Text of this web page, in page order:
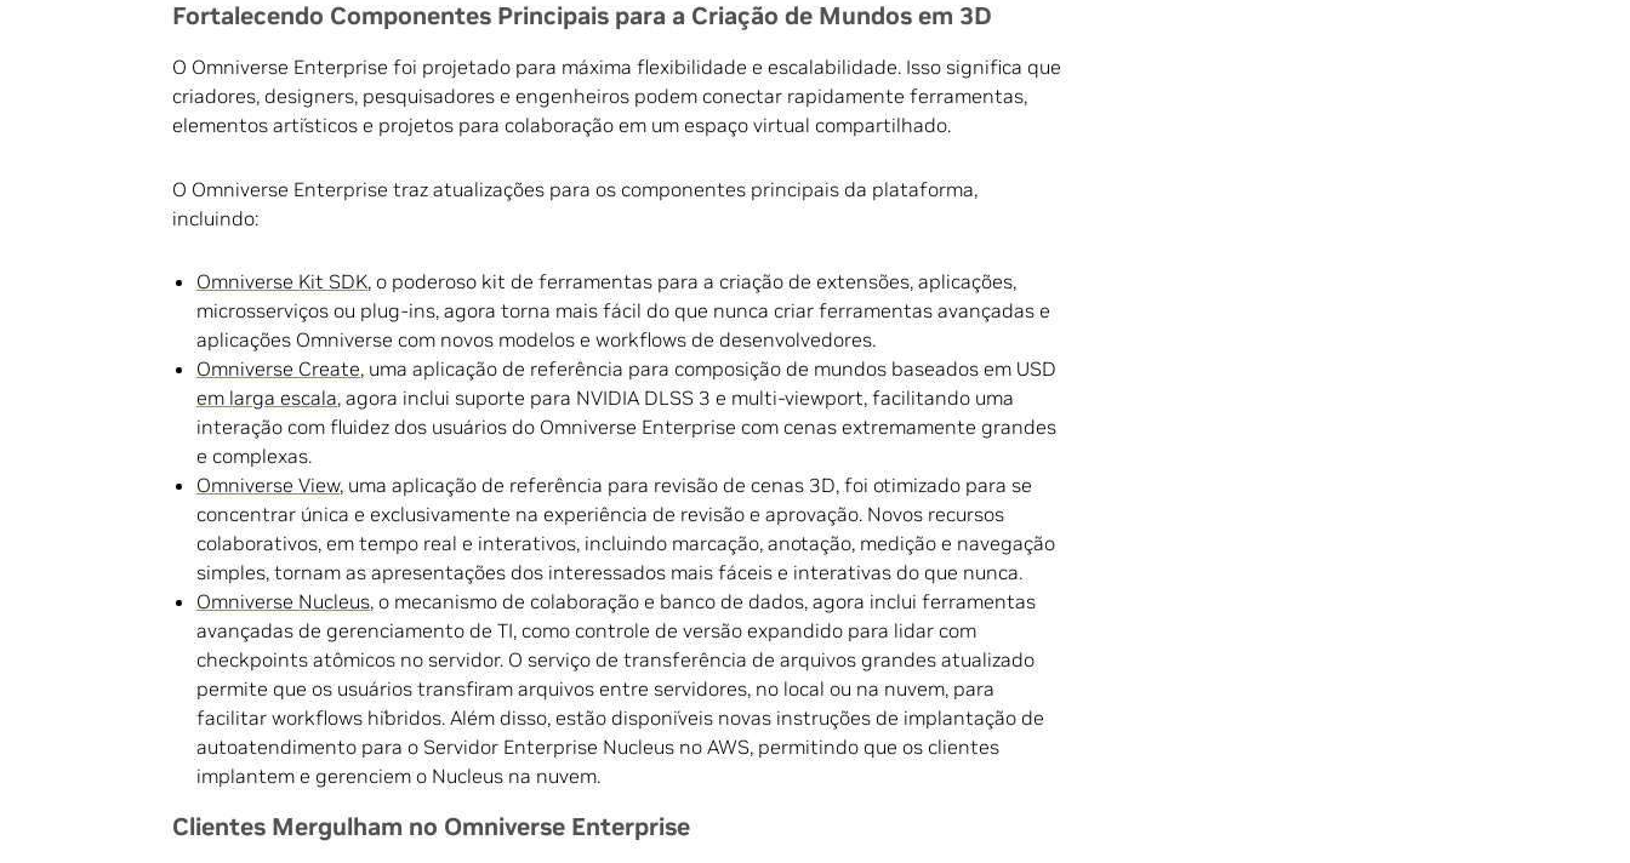
Fortalecendo Componentes Principais para a Criação de Mundos em 3D
O Omniverse Enterprise foi projetado para máxima flexibilidade e escalabilidade. Isso significa que
criadores, designers, pesquisadores e engenheiros podem conectar rapidamente ferramentas,
elementos artísticos e projetos para colaboração em um espaço virtual compartilhado.
O Omniverse Enterprise traz atualizações para os componentes principais da plataforma,
incluindo:
Omniverse Kit SDK, o poderoso kit de ferramentas para a criação de extensões, aplicações,
microsserviços ou plug-ins, agora torna mais fácil do que nunca criar ferramentas avançadas e
aplicações Omniverse com novos modelos e workflows de desenvolvedores.
Omniverse Create, uma aplicação de referência para composição de mundos baseados em USD
em larga escala, agora inclui suporte para NVIDIA DLSS 3 e multi-viewport, facilitando uma
interação com fluidez dos usuários do Omniverse Enterprise com cenas extremamente grandes
e complexas.
Omniverse View, uma aplicação de referência para revisão de cenas 3D, foi otimizado para se
concentrar única e exclusivamente na experiência de revisão e aprovação. Novos recursos
colaborativos, em tempo real e interativos, incluindo marcação, anotação, medição e navegação
simples, tornam as apresentações dos interessados mais fáceis e interativas do que nunca.
Omniverse Nucleus, o mecanismo de colaboração e banco de dados, agora inclui ferramentas
avançadas de gerenciamento de TI, como controle de versão expandido para lidar com
checkpoints atômicos no servidor. O serviço de transferência de arquivos grandes atualizado
permite que os usuários transfiram arquivos entre servidores, no local ou na nuvem, para
facilitar workflows híbridos. Além disso, estão disponíveis novas instruções de implantação de
autoatendimento para o Servidor Enterprise Nucleus no AWS, permitindo que os clientes
implantem e gerenciem o Nucleus na nuvem.
Clientes Mergulham no Omniverse Enterprise